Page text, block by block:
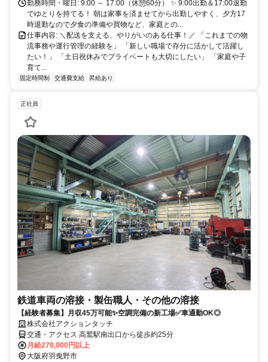
原市・富田林市・八尾市・堺市美原区などからの通勤もしやすい立地
です！
勤務時間・曜日: 9:00 ～ 17:00（休憩60分） ✨ 9:00出勤＆17:00退勤
でゆとりを持てる！ 朝は家事を済ませてから出勤しやすく、夕方17
時退勤なので夕食の準備や買物など、家庭との...
仕事内容: ＼配送を支える、やりがいのある仕事！／ 「これまでの物
流事務や運行管理の経験を」 「新しい職場で存分に活かして活躍し
たい！」 「土日祝休みでプライベートも大切にしたい」 「家庭や子
育て...
固定時間制 交通費支給 昇給あり
正社員
鉄道車両の溶接・製缶職人・その他の溶接
【経験者募集】月収45万可能✨空調完備の新工場✅車通勤OK◎
株式会社アクションタッチ
交通・アクセス 高鷲駅南出口から徒歩約25分
月給270,000円以上
大阪府羽曳野市